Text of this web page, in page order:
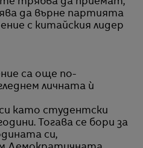
да върне партията
с китайския лидер
са още по-
личната ѝ
като студентски
Тогава се бори за
си,